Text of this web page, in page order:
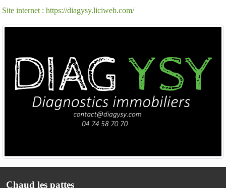
Site internet : https://diagysy.liciweb.com/
Chaud les pattes